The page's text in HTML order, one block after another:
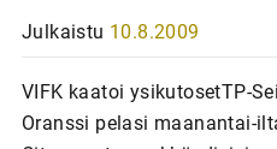
Julkaistu 10.8.2009
VIFK kaatoi ysikutosetTP-
Oranssi pelasi maanantai-